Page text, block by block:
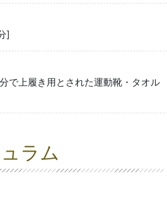
]
で上履き用とされた運動靴・タオル
ラム